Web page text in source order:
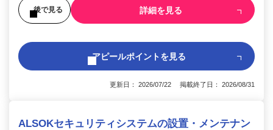
後で見る 詳細を見る
アピールポイントを見る
更新日： 2026/07/22 掲載終了日： 2026/08/31
ALSOKセキュリティシステムの設置・メンテナン